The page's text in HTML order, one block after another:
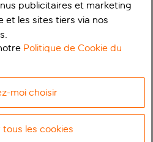
publicitaires et marketing
et les sites tiers via nos
Politique de Cookie du
moi choisir
les cookies